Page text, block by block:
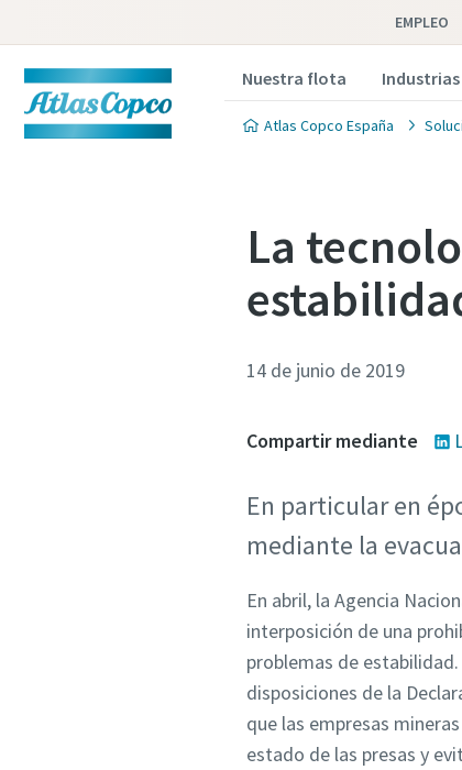
EMPLEO
Nuestra flota
Atlas Copco España
La
14 de junio de 2019
Compartir mediante
En particular en
mediante la
En abril, la Agencia
interposición de una
problemas de
disposiciones de la
que las empresas
estado de las presas y